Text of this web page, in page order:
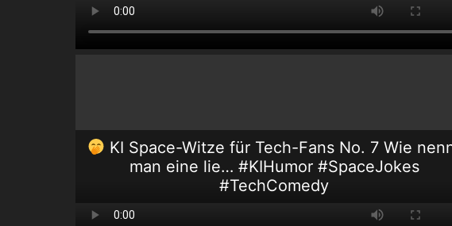
KI Space-Witze für Tech-Fans No. 7 Wie
man eine lie… #KIHumor #SpaceJokes
#TechComedy